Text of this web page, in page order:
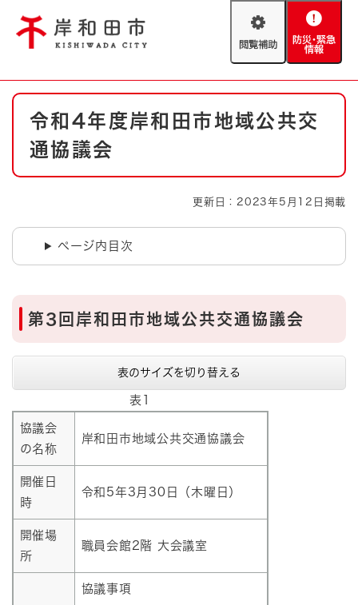
閲
助
防
緊
情
やさしい日本語
防災・緊急情報 救急・消防
ハザードマップ
本
令和4年度岸和田市地域公共交
通協議会
更新日：2023年5月12日掲載
ページ内目次
第3回岸和田市地域公共交通協議会
表のサイズを切り替える
表1
協議会
の名称​
岸和田市地域公共交通協議会​
開催日
時​
令和5年3月30日（木曜日）​
開催場
所​
職員会館2階 大会議室​
協議事項